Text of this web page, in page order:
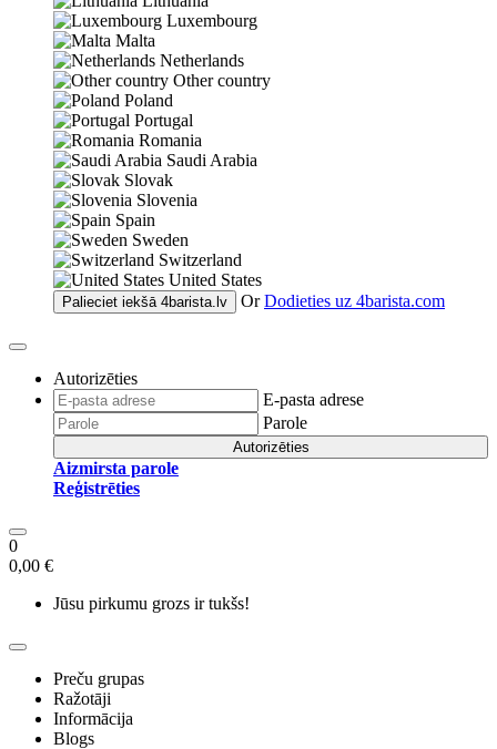
Luxembourg
Malta
Netherlands
Other country
Poland
Portugal
Romania
Saudi Arabia
Slovak
Slovenia
Spain
Sweden
Switzerland
United States
Palieciet iekšā 4barista.lv Or Dodieties uz 4barista.com
Autorizēties
E-pasta adrese
Parole
Autorizēties
Aizmirsta parole
Reģistrēties
0
0,00 €
Jūsu pirkumu grozs ir tukšs!
Preču grupas
Ražotāji
Informācija
Blogs